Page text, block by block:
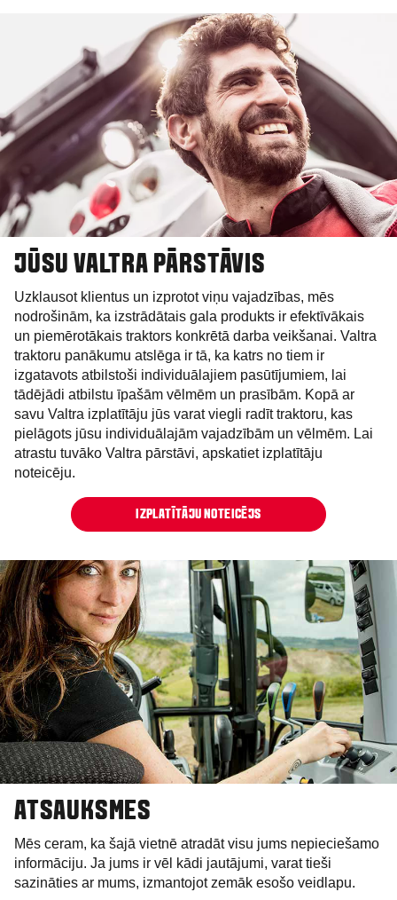
JŪSU VALTRA PĀRSTĀVIS
Uzklausot klientus un izprotot viņu vajadzības, mēs
nodrošinām, ka izstrādātais gala produkts ir efektīvākais
un piemērotākais traktors konkrētā darba veikšanai. Valtra
traktoru panākumu atslēga ir tā, ka katrs no tiem ir
izgatavots atbilstoši individuālajiem pasūtījumiem, lai
tādējādi atbilstu īpašām vēlmēm un prasībām. Kopā ar
savu Valtra izplatītāju jūs varat viegli radīt traktoru, kas
pielāgots jūsu individuālajām vajadzībām un vēlmēm. Lai
atrastu tuvāko Valtra pārstāvi, apskatiet izplatītāju
noteicēju.
IZPLATĪTĀJU NOTEICĒJS
ATSAUKSMES
Mēs ceram, ka šajā vietnē atradāt visu jums nepieciešamo
informāciju. Ja jums ir vēl kādi jautājumi, varat tieši
sazināties ar mums, izmantojot zemāk esošo veidlapu.